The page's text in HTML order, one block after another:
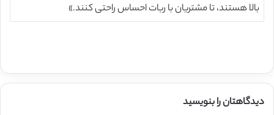
بالا هستند، تا مشتریان با ربات احساس راحتی کنند.»
دیدگاهتان را بنویسید